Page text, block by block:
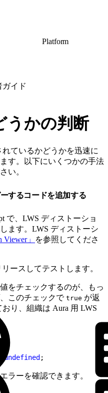
Platform
ガイド
うかの判断
ているかどうかを迅速に
す。以下にいくつかの手法
い。
するコードを追加する
で、LWS ディストーショ
ます。LWS ディストーシ
Viewer」
を参照してくださ
ースしてテストします。
をチェックするのが、もっ
このチェックで true が返
り、組織は Aura 用 LWS
undefined ;
ラーを確認できます。